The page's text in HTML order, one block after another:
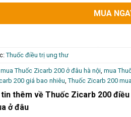
MUA
Thuốc điều trị ung thư
mua Thuốc Zicarb 200 ở đâu hà nội mua
200 giá bao nhiêu Thuốc Zicarb 200
thêm về Thuốc Zicarb 200
ở đâu